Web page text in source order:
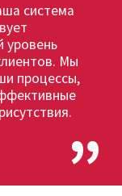
система
уровень
Мы
процессы,